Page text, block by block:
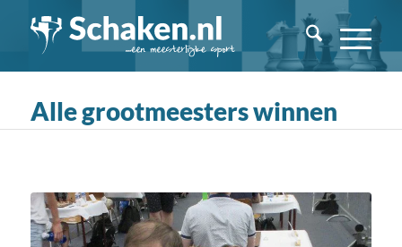
Alle grootmeesters winnen